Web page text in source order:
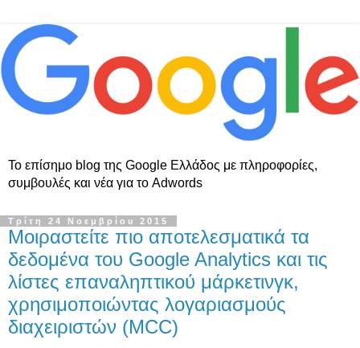
Το επίσημο blog της Google Ελλάδος με πληροφορίες,
συμβουλές και νέα για το Adwords
Τρίτη 24 Νοεμβρίου 2015
Μοιραστείτε πιο αποτελεσματικά τα
δεδομένα του Google Analytics και τις
λίστες επαναληπτικού μάρκετινγκ,
χρησιμοποιώντας λογαριασμούς
διαχειριστών (MCC)